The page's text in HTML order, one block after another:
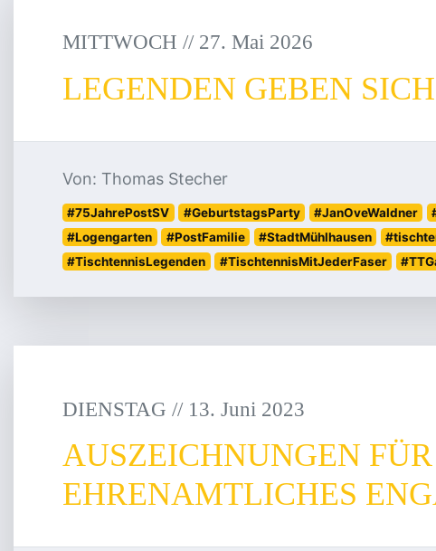
MITTWOCH // 27. Mai 2026
LEGENDEN GEBEN
Von: Thomas Stecher
#75JahrePostSV #GeburtstagsParty #JanOveWaldner
#Logengarten
#PostFamilie #StadtMühlhausen
#TischtennisLegenden
#TischtennisMitJederFaser
DIENSTAG // 13. Juni 2023
AUSZEICHNUNGEN FÜR
EHRENAMTLICHES